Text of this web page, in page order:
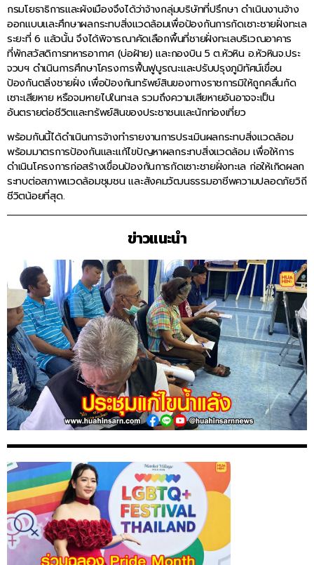
กรมโยธาธิการและผังเมืองจึงได้ว่าจ้างกลุ่มบริษัทที่ปรึกษา ดำเนินงานจ้าง
ออกแบบและศึกษาผลกระทบสิ่งแวดล้อมเพื่อป้องกันการกัดเซาะชายฝั่งทะเล
ระยะที่ 6 แล้วนั้น จึงได้พิจารณาคัดเลือกพื้นที่ชายฝั่งทะเลบริเวณอาคาร
ที่พักสวัสดิการทหารอากาศ (บ่อฝ้าย) และกองบิน 5 ต.หัวหิน อ.หัวหินจ.ประ
จวบฯ ดำเนินการศึกษาโครงการฟื้นฟูบูรณะและปรับปรุงภูมิทัศน์เขื่อน
ป้องกันตลิ่งชายฝั่ง เพื่อป้องกันทรัพย์สินของทางราชการมิให้ถูกคลื่นกัด
เซาะเสียหาย หรือจมหายไปในทะเล รวมถึงความเสียหายอันอาจจะเป็น
อันตรายต่อชีวิตและทรัพย์สินของประชาชนและนักท่องเที่ยว
พร้อมกันนี้ได้ดำเนินการจ้างทำรายงานการประเมินผลกระทบสิ่งแวดล้อม
พร้อมมาตรการป้องกันและแก้ไขปัญหาผลกระทบสิ่งแวดล้อม เพื่อให้การ
ดำเนินโครงการก่อสร้างเขื่อนป้องกันการกัดเซาะชายฝั่งทะเล ก่อให้เกิดผลก
ระทบต่อสภาพแวดล้อมชุมชน และสังคมวัฒนธรรมอาชีพความปลอดภัยวิถี
ชีวิตน้อยที่สุด.
ข่าวแนะนำ